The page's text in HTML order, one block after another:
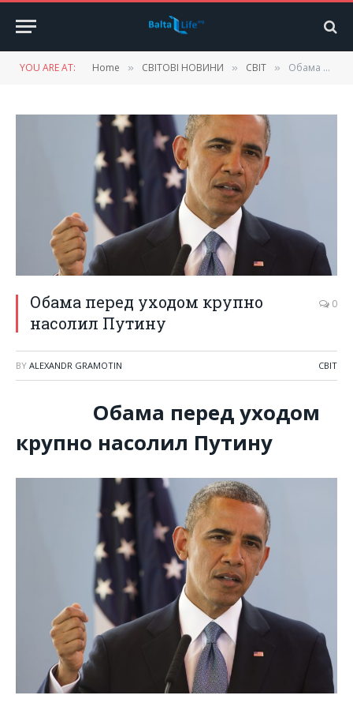
YOU ARE AT: Home » СВІТОВІ НОВИНИ » СВІТ » Обама перед уходом крупно насолил Путину
Обама перед уходом крупно
насолил Путину
0
BY ALEXANDR GRAMOTIN СВІТ
Обама перед уходом
крупно насолил Путину